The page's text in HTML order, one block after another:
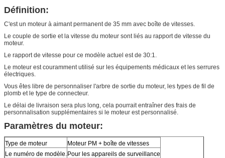
Définition:
C'est un moteur à aimant permanent de 35 mm avec boîte de vitesses.
Le couple de sortie et la vitesse du moteur sont liés au rapport de vitesse du
moteur.
Le rapport de vitesse pour ce modèle actuel est de 30:1.
Le moteur est couramment utilisé sur les équipements médicaux et les serrures
électriques.
Vous êtes libre de personnaliser l'arbre de sortie du moteur, les types de fil de
plomb et le type de connecteur.
Le délai de livraison sera plus long, cela pourrait entraîner des frais de
personnalisation supplémentaires si le moteur est personnalisé.
Paramètres du moteur:
Type de moteur
Moteur PM + boîte de vitesses
Le numéro de modèle.Pour les appareils de surveillance